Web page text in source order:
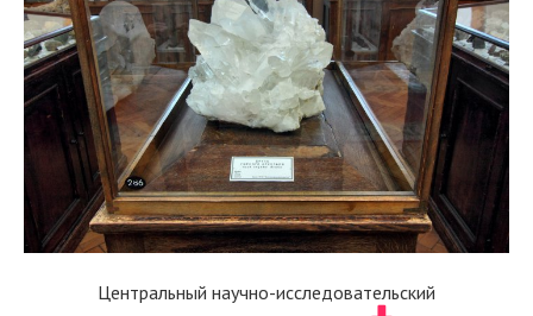
Центральный научно-исследовательский